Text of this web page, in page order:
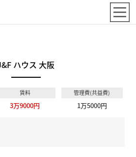
ハウス 大阪
賃料
3万9000円
管理費(共益費)
1万5000円